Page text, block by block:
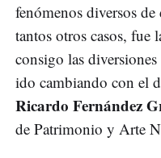
fenómenos diversos
tantos otros casos, fue
consigo las
ido cambiando con el
Ricardo Fernández
de Patrimonio y Arte